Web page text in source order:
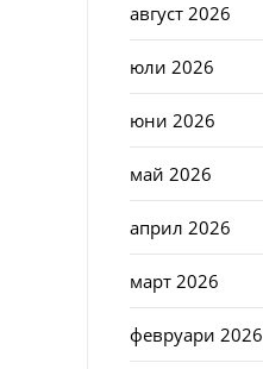
август 2026
юли 2026
юни 2026
май 2026
април 2026
март 2026
февруари 2026